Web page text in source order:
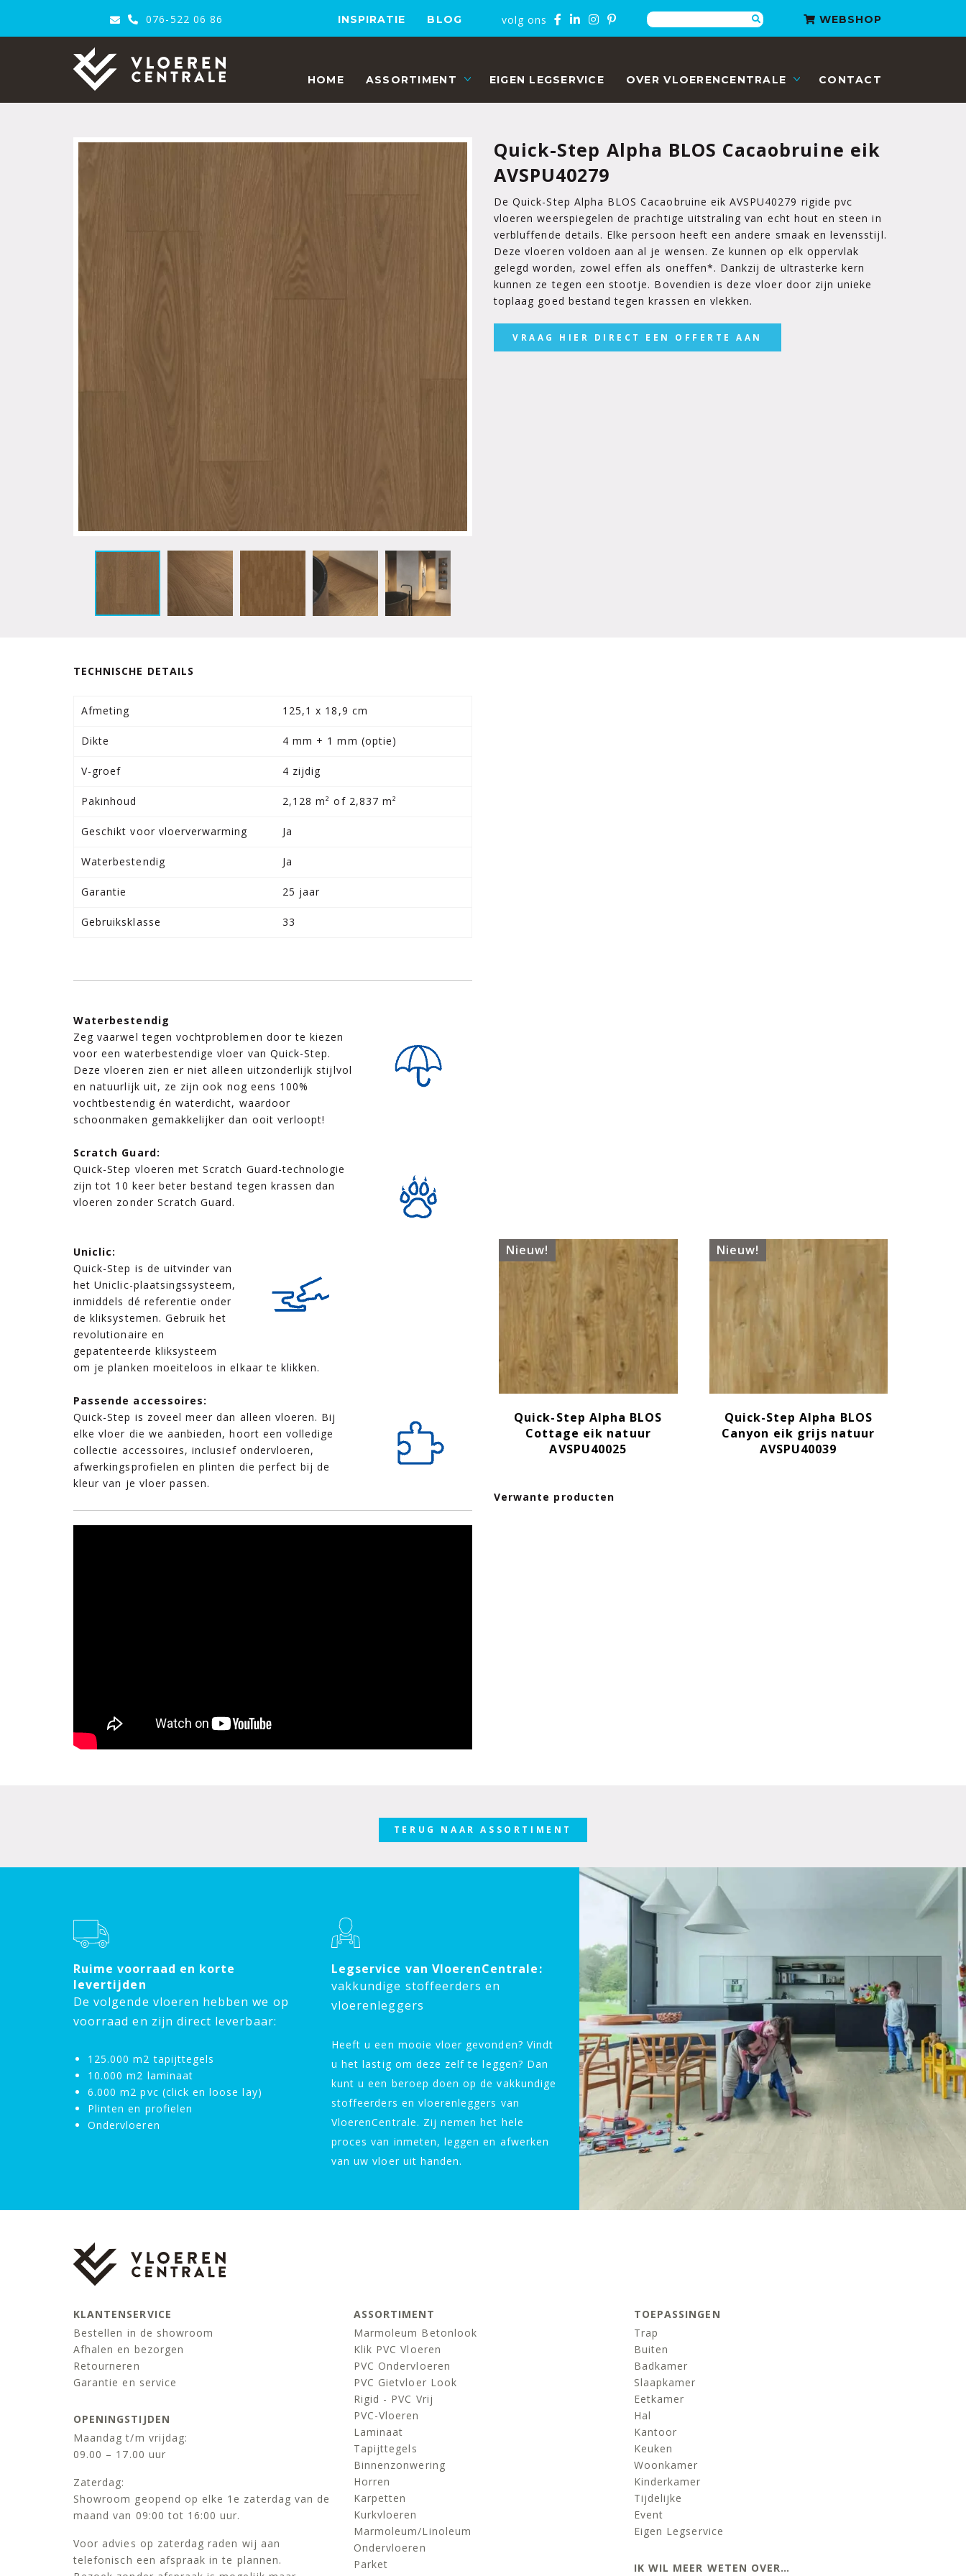
076-522 06 86 INSPIRATIE BLOG volg ons Zoeken WEBSHOP
VloerenCentrale
HOME ASSORTIMENT EIGEN LEGSERVICE OVER VLOERENCENTRALE CONTACT
Quick-Step Alpha BLOS Cacaobruine eik
AVSPU40279
De Quick-Step Alpha BLOS Cacaobruine eik AVSPU40279 rigide pvc
vloeren weerspiegelen de prachtige uitstraling van echt hout en steen in
verbluffende details. Elke persoon heeft een andere smaak en levensstijl.
Deze vloeren voldoen aan al je wensen. Ze kunnen op elk oppervlak
gelegd worden, zowel effen als oneffen*. Dankzij de ultrasterke kern
kunnen ze tegen een stootje. Bovendien is deze vloer door zijn unieke
toplaag goed bestand tegen krassen en vlekken.
VRAAG HIER DIRECT EEN OFFERTE AAN
TECHNISCHE DETAILS
Afmeting 125,1 x 18,9 cm
Dikte 4 mm + 1 mm (optie)
V-groef 4 zijdig
Pakinhoud 2,128 m² of 2,837 m²
Geschikt voor vloerverwarming Ja
Waterbestendig Ja
Garantie 25 jaar
Gebruiksklasse 33
Waterbestendig
Zeg vaarwel tegen vochtproblemen door te kiezen
voor een waterbestendige vloer van Quick-Step.
Deze vloeren zien er niet alleen uitzonderlijk stijlvol
en natuurlijk uit, ze zijn ook nog eens 100%
vochtbestendig én waterdicht, waardoor
schoonmaken gemakkelijker dan ooit verloopt!
Scratch Guard:
Quick-Step vloeren met Scratch Guard-technologie
zijn tot 10 keer beter bestand tegen krassen dan
vloeren zonder Scratch Guard.
Uniclic:
Quick-Step is de uitvinder van
het Uniclic-plaatsingssysteem,
inmiddels dé referentie onder
de kliksystemen. Gebruik het
revolutionaire en
gepatenteerde kliksysteem
om je planken moeiteloos in elkaar te klikken.
Passende accessoires:
Quick-Step is zoveel meer dan alleen vloeren. Bij
elke vloer die we aanbieden, hoort een volledige
collectie accessoires, inclusief ondervloeren,
afwerkingsprofielen en plinten die perfect bij de
kleur van je vloer passen.
Verwante producten
Nieuw!
Quick-Step Alpha BLOS
Cottage eik natuur
AVSPU40025
Nieuw!
Quick-Step Alpha BLOS
Canyon eik grijs natuur
AVSPU40039
TERUG NAAR ASSORTIMENT
Ruime voorraad en korte
levertijden
De volgende vloeren hebben we op
voorraad en zijn direct leverbaar:
125.000 m2 tapijttegels
10.000 m2 laminaat
6.000 m2 pvc (click en loose lay)
Plinten en profielen
Ondervloeren
Legservice van VloerenCentrale:
vakkundige stoffeerders en
vloerenleggers
Heeft u een mooie vloer gevonden? Vindt
u het lastig om deze zelf te leggen? Dan
kunt u een beroep doen op de vakkundige
stoffeerders en vloerenleggers van
VloerenCentrale. Zij nemen het hele
proces van inmeten, leggen en afwerken
van uw vloer uit handen.
KLANTENSERVICE
Bestellen in de showroom
Afhalen en bezorgen
Retourneren
Garantie en service
OPENINGSTIJDEN
Maandag t/m vrijdag:
09.00 – 17.00 uur
Zaterdag:
Showroom geopend op elke 1e zaterdag van de
maand van 09:00 tot 16:00 uur.
Voor advies op zaterdag raden wij aan
telefonisch een afspraak in te plannen.
ASSORTIMENT
Marmoleum Betonlook
Klik PVC Vloeren
PVC Ondervloeren
PVC Gietvloer Look
Rigid - PVC Vrij
PVC-Vloeren
Laminaat
Tapijttegels
Binnenzonwering
Horren
Karpetten
Kurkvloeren
Marmoleum/linoleum
Ondervloeren
Parket
TOEPASSINGEN
Trap
Buiten
Badkamer
Slaapkamer
Eetkamer
Hal
Kantoor
Keuken
Woonkamer
Kinderkamer
Tijdelijke
Event
Eigen Legservice
IK WIL MEER WETEN OVER…